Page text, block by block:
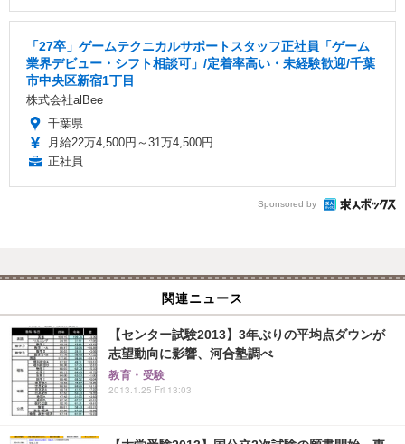
「27卒」ゲームテクニカルサポートスタッフ正社員「ゲーム
業界デビュー・シフト相談可」/定着率高い・未経験歓迎/千葉
市中央区新宿1丁目
株式会社alBee
千葉県
月給22万4,500円～31万4,500円
正社員
Sponsored by
関連ニュース
【センター試験2013】3年ぶりの平均点ダウンが
志望動向に影響、河合塾調べ
教育・受験
2013.1.25 Fri 13:03